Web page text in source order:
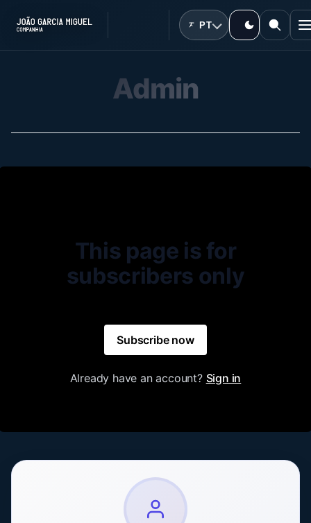
PT
Admin
This page is for
subscribers only
Subscribe now
Already have an account? Sign in